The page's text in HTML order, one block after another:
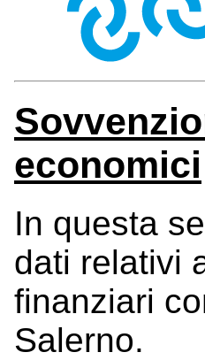
economici
In questa
dati relativi
finanziari
Salerno.